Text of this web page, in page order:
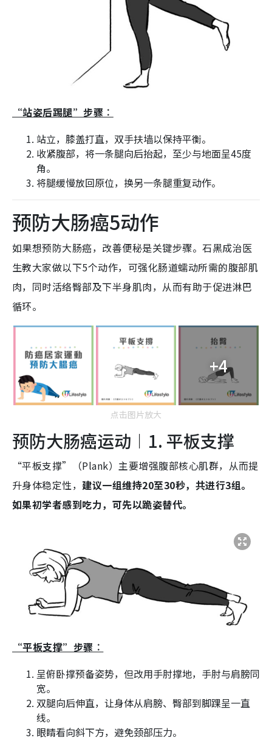
“站姿后踢腿”步骤︰
站立，膝盖打直，双手扶墙以保持平衡。
收紧腹部，将一条腿向后抬起，至少与地面呈45度
角。
将腿缓慢放回原位，换另一条腿重复动作。
预防大肠癌5动作
如果想预防大肠癌，改善便秘是关键步骤。石黑成治医
生教大家做以下5个动作，可强化肠道蠕动所需的腹部肌
肉，同时活络臀部及下半身肌肉，从而有助于促进淋巴
循环。
+4
点击图片放大
预防大肠癌运动︱1. 平板支撑
“平板支撑”（Plank）主要增强腹部核心肌群，从而提
升身体稳定性，建议一组维持20至30秒，共进行3组。
如果初学者感到吃力，可先以跪姿替代。
“平板支撑”步骤︰
呈俯卧撑预备姿势，但改用手肘撑地，手肘与肩膀同
宽。
双腿向后伸直，让身体从肩膀、臀部到脚踝呈一直
线。
眼睛看向斜下方，避免颈部压力。